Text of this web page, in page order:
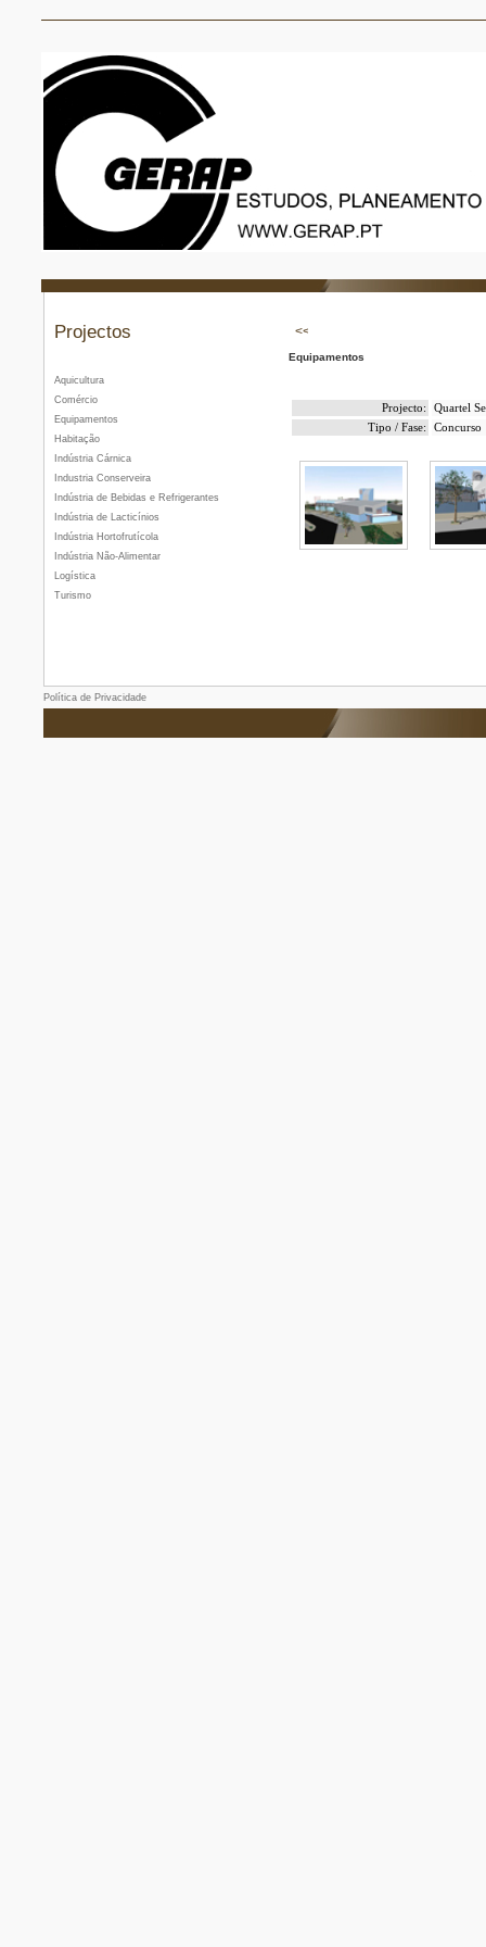
Projectos
Aquicultura
Comércio
Equipamentos
Habitação
Indústria Cárnica
Industria Conserveira
Indústria de Bebidas e Refrigerantes
Indústria de Lacticínios
Indústria Hortofrutícola
Indústria Não-Alimentar
Logística
Turismo
Equipamentos
Projecto:
Quartel
Tipo / Fase:
Concurso
Política de Privacidade